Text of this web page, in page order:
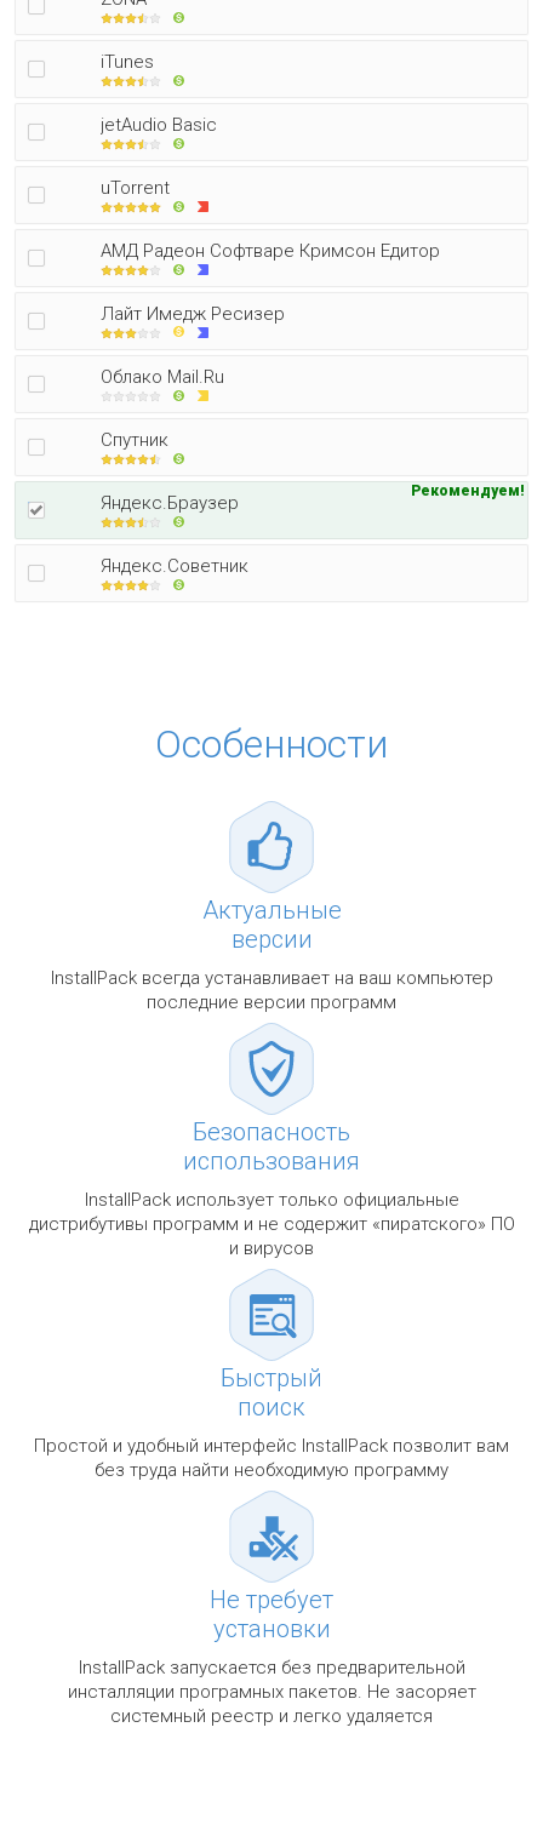
iTunes
jetAudio Basic
uTorrent
АМД Радеон Софтваре Кримсон Едитор
Лайт Имедж Ресизер
Облако Mail.Ru
Спутник
Яндекс.Браузер
Рекомендуем!
Яндекс.Советник
Особенности
Актуальные
версии
InstallPack всегда устанавливает на ваш компьютер
последние версии программ
Безопасность
использования
InstallPack использует только официальные
дистрибутивы программ и не содержит «пиратского» ПО
и вирусов
Быстрый
поиск
Простой и удобный интерфейс InstallPack позволит вам
без труда найти необходимую программу
Не требует
установки
InstallPack запускается без предварительной
инсталляции програмных пакетов. Не засоряет
системный реестр и легко удаляется